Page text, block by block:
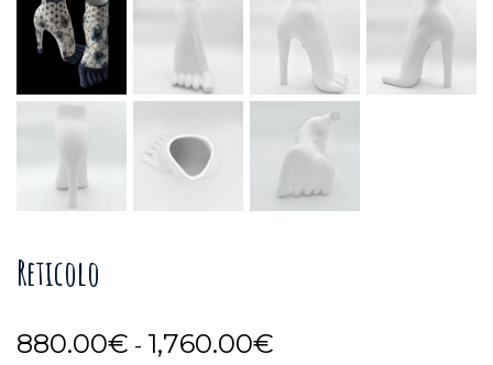
Reticolo
880.00€ - 1,760.00€